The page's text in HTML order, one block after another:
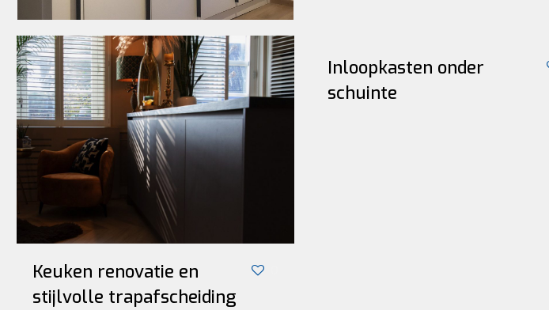
Keuken renovatie en
stijlvolle trapafscheiding
Inloopkasten onder
schuinte